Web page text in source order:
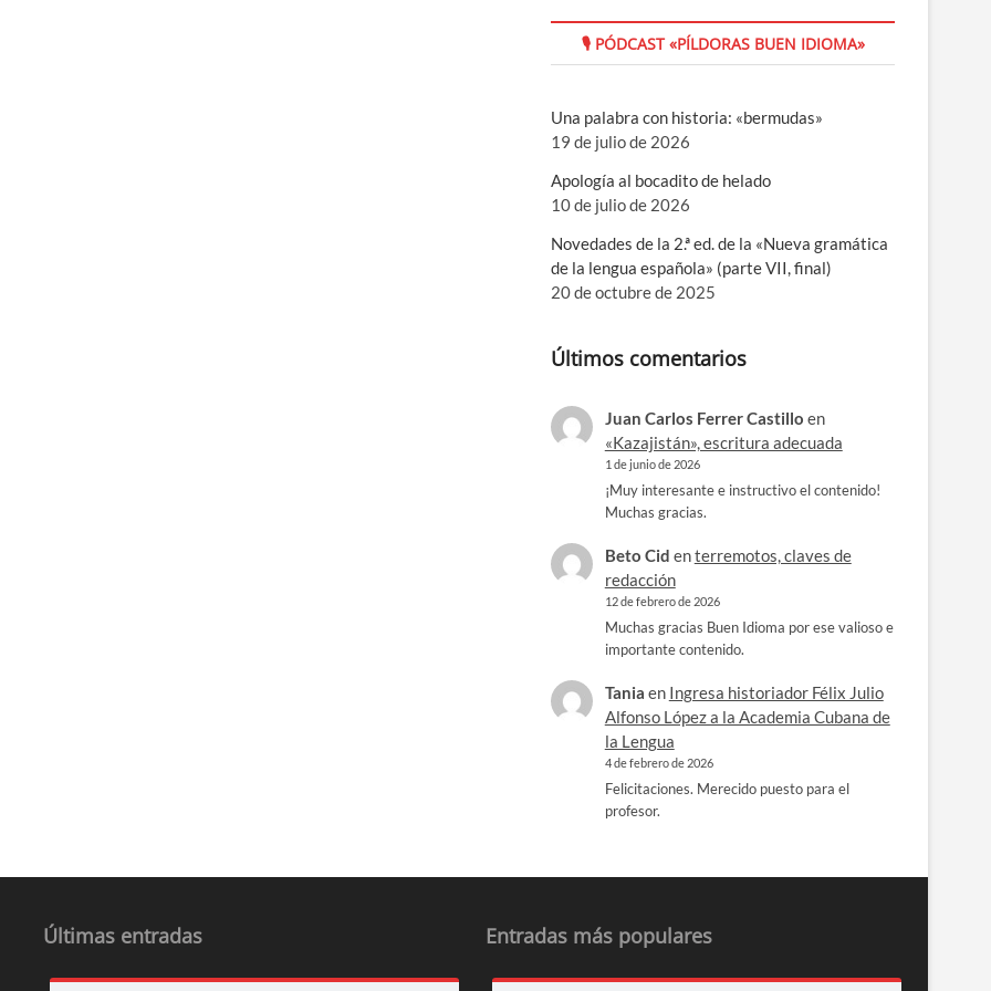
🎙 PÓDCAST «PÍLDORAS BUEN IDIOMA»
Una palabra con historia: «bermudas»
19 de julio de 2026
Apología al bocadito de helado
10 de julio de 2026
Novedades de la 2.ª ed. de la «Nueva gramática
de la lengua española» (parte VII, final)
20 de octubre de 2025
Últimos comentarios
Juan Carlos Ferrer Castillo en
«Kazajistán», escritura adecuada
1 de junio de 2026
¡Muy interesante e instructivo el contenido!
Muchas gracias.
Beto Cid enterremotos, claves de
redacción
12 de febrero de 2026
Muchas gracias Buen Idioma por ese valioso e
importante contenido.
Tania en Ingresa historiador Félix Julio
Alfonso López a la Academia Cubana de
la Lengua
4 de febrero de 2026
Felicitaciones. Merecido puesto para el
profesor.
Últimas entradas Entradas más populares